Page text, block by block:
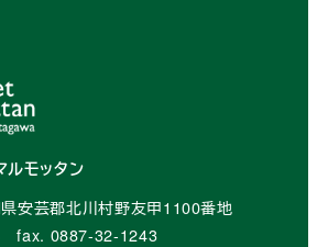
ルモッタン
安芸郡北川村野友甲1100番地
fax. 0887-32-1243